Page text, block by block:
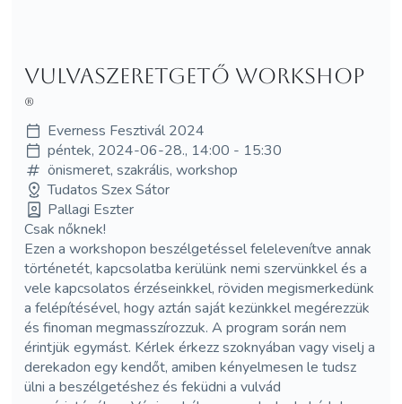
Vulvaszeretgető workshop
(R)
Everness Fesztivál 2024
péntek, 2024-06-28., 14:00 - 15:30
önismeret, szakrális, workshop
Tudatos Szex Sátor
Pallagi Eszter
Csak nőknek!
Ezen a workshopon beszélgetéssel felelevenítve annak
történetét, kapcsolatba kerülünk nemi szervünkkel és a
vele kapcsolatos érzéseinkkel, röviden megismerkedünk
a felépítésével, hogy aztán saját kezünkkel megérezzük
és finoman megmasszírozzuk. A program során nem
érintjük egymást. Kérlek érkezz szoknyában vagy viselj a
derekadon egy kendőt, amiben kényelmesen le tudsz
ülni a beszélgetéshez és feküdni a vulvád